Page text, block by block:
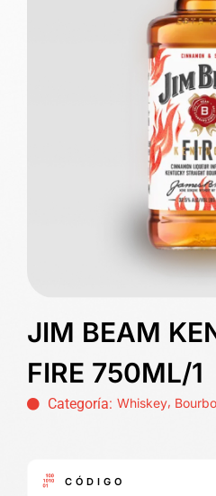
JIM BEAM
FIRE 750ML/1
Categoría: Whiskey,
CÓDIGO